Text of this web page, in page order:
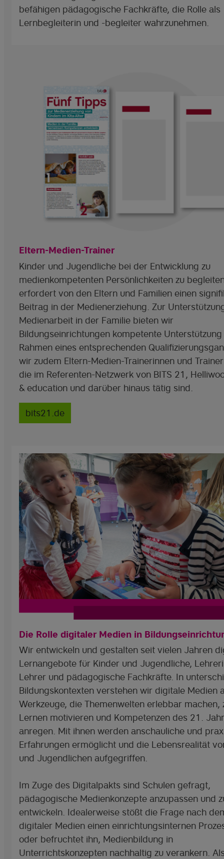
befähigen pädagogische Fachkräfte, die Rolle als
Lernbegleiterin und -begleiter wahrzunehmen.
Eltern-Medien-Trainer
Kinder und Jugendliche bei der Entwicklung zu
medienkompetenten Persönlichkeiten zu
erfordert von den Eltern und Familien einen
Beitrag in der Medienerziehung. Zur
Medienarbeit in der Familie bieten wir
Bildungseinrichtungen kompetente Unterstützung
Rahmen eines entsprechenden
wir zudem Eltern-Medien-Trainerinnen und
die im Referenten-Netzwerk von BITS 21,
& education und darüber hinaus tätig sind.
bits21.de
Die Rolle digitaler Medien in
Wir entwickeln und gestalten seit vielen Jahren
Lernangebote für Kinder und Jugendliche,
Lehrer und pädagogische Fachkräfte. In
Bildungskontexten verstehen wir digitale Medien
Werkzeuge, die Themenwelten erlebbar machen,
Lernen motivieren und Kompetenzen des 21.
anregen. Mit ihnen werden anschauliche und
Erfahrungen ermöglicht und die Lebensrealität
und Jugendlichen aufgegriffen.
Im Zuge des Digitalpakts sind Schulen gefragt,
pädagogische Medienkonzepte anzupassen und
entwickeln. Idealerweise stößt die Frage nach
digitaler Medien einen einrichtungsinternen
oder befruchtet ihn, Medienbildung in
Unterrichtskonzepten nachhaltig zu verankern.